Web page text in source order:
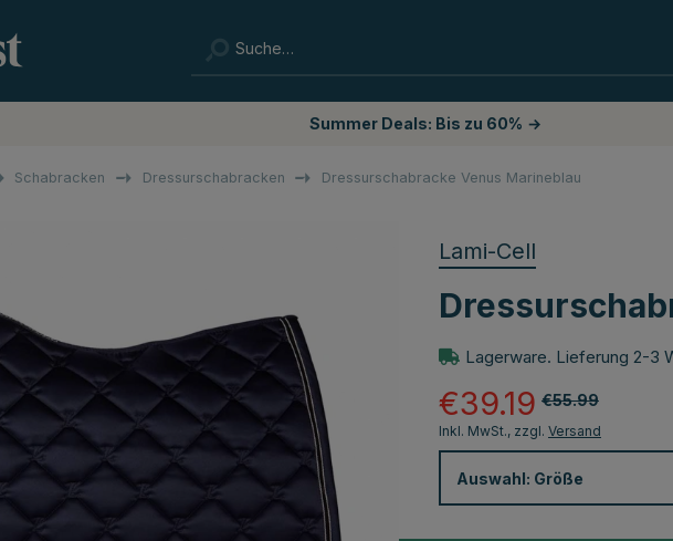
Summer Deals: Bis zu 60% →
Schabracken Dressurschabracken Dressurschabracke Venus Marineblau
Lami-Cell
Lagerware. Lieferung 2-3
€55.99
€39.19
Inkl. MwSt., zzgl. Versand
Auswahl: Größe